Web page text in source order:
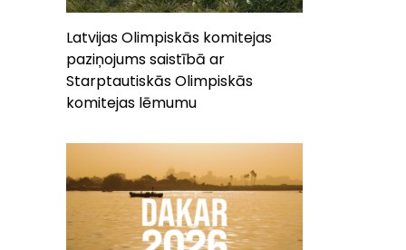
Latvijas Olimpiskās komitejas
paziņojums saistībā ar
Starptautiskās Olimpiskās
komitejas lēmumu